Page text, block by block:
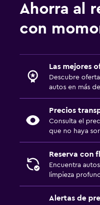
Ahorra al
con
Las mejores
Descubre
autos en más
Precios
Consulta el
que no haya
Reserva con
Encuentra
limpieza
Alertas de